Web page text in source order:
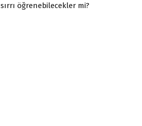
sırrı öğrenebilecekler mi?